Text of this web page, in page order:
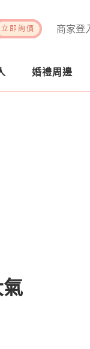
商家登
立即詢價
婚禮周邊